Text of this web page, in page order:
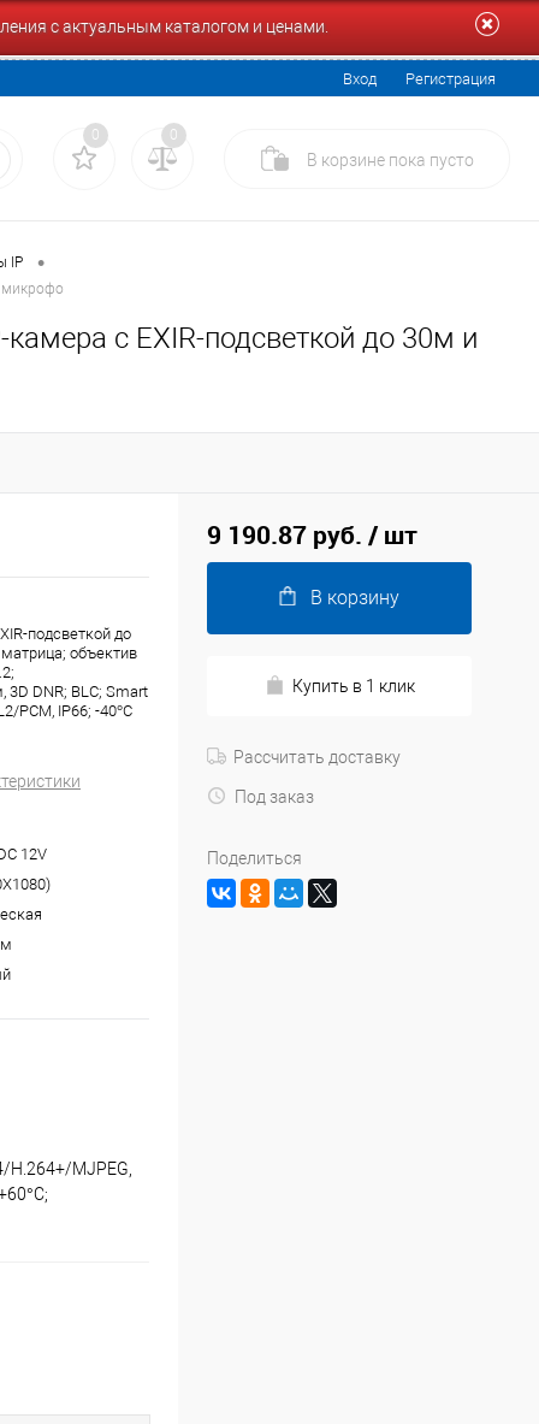
с актуальным каталогом и ценами.
Вход Регистрация
0 0
В корзине пока пусто
IP •
микрофо
с EXIR-подсветкой до 30м и
подсветкой до
объектив
DNR; BLC; Smart
PCM, IP66; -40°C
12V
H.264+/MJPEG,
9 190.87 руб. / шт
В корзину
Купить в 1 клик
Рассчитать доставку
Под заказ
Поделиться